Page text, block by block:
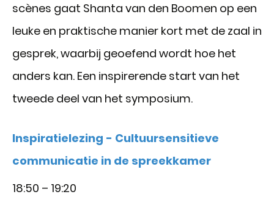
scènes gaat Shanta van den Boomen op een
leuke en praktische manier kort met de zaal in
gesprek, waarbij geoefend wordt hoe het
anders kan. Een inspirerende start van het
tweede deel van het symposium.
Inspiratielezing - Cultuursensitieve
communicatie in de spreekkamer
18:50 – 19:20